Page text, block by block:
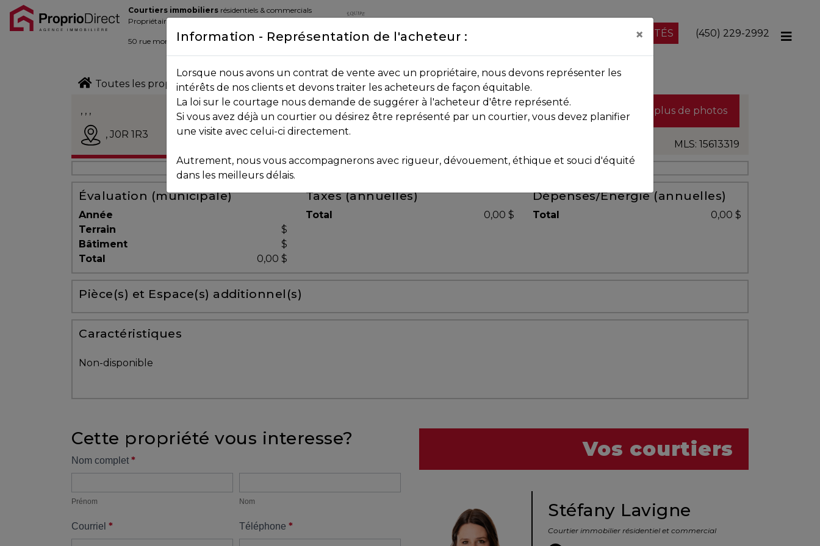
Blogue
COURTIERS
VENDRE
Courtiers immobiliers résidentiels & commercials
Propriétaires de la place d’affaire
50 rue morin,Sainte-Adèle, Québec J8B 2P7 DEPUIS 2013
NOS PROPRIÉTÉS (450) 229-2992
Toutes les propriétés
Vendu
, , ,
, J0R 1R3
Voir plus de photos
MLS: 15613319
Évaluation (municipale)
Année
Terrain
$
Bâtiment
$
Total
0,00 $
Taxes (annuelles)
Total 0,00 $
Dépenses/Énergie (annuelles)
Total 0,00 $
Pièce(s) et Espace(s) additionnel(s)
Caractéristiques
Non-disponible
Cette propriété vous interesse?
Formulaire
Nom complet *
Prénom Nom
Courriel * Téléphone*
Vos courtiers
Stéfany Lavigne
Courtier immobilier résidentiel et commercial
Information - Représentation de l'acheteur : ×
Lorsque nous avons un contrat de vente avec un propriétaire, nous devons représenter les
intérêts de nos clients et devons traiter les acheteurs de façon équitable.
La loi sur le courtage nous demande de suggérer à l'acheteur d'être représenté.
Si vous avez déjà un courtier ou désirez être représenté par un courtier, vous devez planifier
une visite avec celui-ci directement.
Autrement, nous vous accompagnerons avec rigueur, dévouement, éthique et souci d'équité
dans les meilleurs délais.